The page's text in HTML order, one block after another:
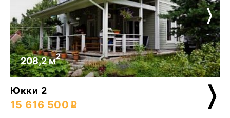
208,2 м2
Юкки 2
15 616 500